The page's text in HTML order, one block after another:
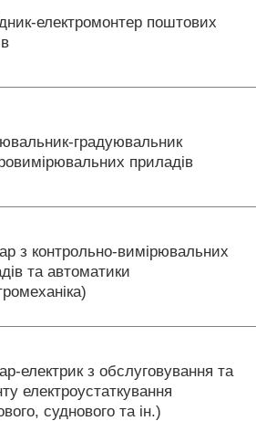
електромонтер поштових
градуювальник
приладів
з контрольно-вимірювальних
та автоматики
електрик з обслуговування та
електроустаткування
суднового та ін.)